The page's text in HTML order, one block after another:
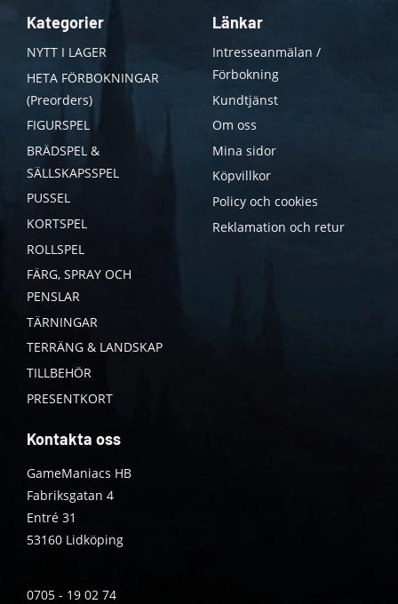
Kategorier
NYTT I LAGER
HETA FÖRBOKNINGAR
(Preorders)
FIGURSPEL
BRÄDSPEL &
SÄLLSKAPSSPEL
PUSSEL
KORTSPEL
ROLLSPEL
FÄRG, SPRAY OCH
PENSLAR
TÄRNINGAR
TERRÄNG & LANDSKAP
TILLBEHÖR
PRESENTKORT
Länkar
Intresseanmälan /
Förbokning
Kundtjänst
Om oss
Mina sidor
Köpvillkor
Policy och cookies
Reklamation och retur
Kontakta oss
GameManiacs HB
Fabriksgatan 4
Entré 31
53160 Lidköping
0705 - 19 02 74